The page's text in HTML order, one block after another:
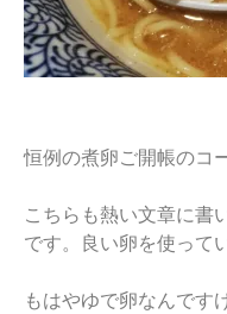
恒例の煮卵ご開帳のコ
こちらも熱い文章に書
です。良い卵を使って
もはやゆで卵なんです